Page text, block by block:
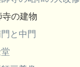
寺の建物
と中門